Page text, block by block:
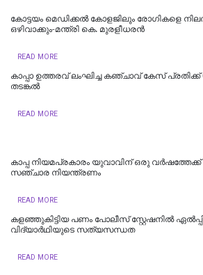
കോട്ടയം മെഡിക്കല്‍ കോളജിലും രോഗികളെ
ഒഴിവാക്കും-മന്ത്രി കെ. മുരളീധരന്‍
READ MORE
കാപ്പാ ഉത്തരവ് ലംഘിച്ച കഞ്ചാവ് കേസ്
തടങ്കൽ
READ MORE
കാപ്പ നിയമപ്രകാരം യുവാവിന് ഒരു വർഷത്തേക്ക്
സഞ്ചാര നിയന്ത്രണം
READ MORE
കളഞ്ഞുകിട്ടിയ പണം പോലീസ് സ്റ്റേഷനിൽ
വിദ്യാർഥിയുടെ സത്യസന്ധത
READ MORE